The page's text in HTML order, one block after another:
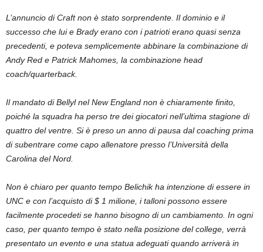
L’annuncio di Craft non è stato sorprendente. Il dominio e il
successo che lui e Brady erano con i patrioti erano quasi senza
precedenti, e poteva semplicemente abbinare la combinazione di
Andy Red e Patrick Mahomes, la combinazione head
coach/quarterback.
Il mandato di Bellyl nel New England non è chiaramente finito,
poiché la squadra ha perso tre dei giocatori nell’ultima stagione di
quattro del ventre. Si è preso un anno di pausa dal coaching prima
di subentrare come capo allenatore presso l’Università della
Carolina del Nord.
Non è chiaro per quanto tempo Belichik ha intenzione di essere in
UNC e con l’acquisto di $ 1 milione, i talloni possono essere
facilmente procedeti se hanno bisogno di un cambiamento. In ogni
caso, per quanto tempo è stato nella posizione del college, verrà
presentato un evento e una statua adeguati quando arriverà in